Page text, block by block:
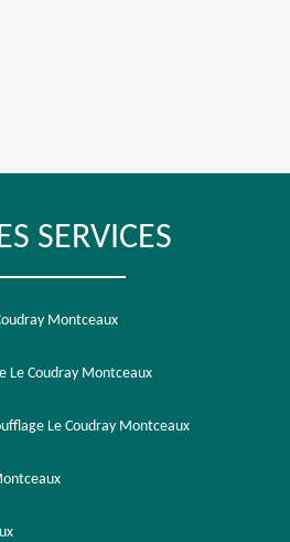
SERVICES
Montceaux
Le Coudray Montceaux
Le Coudray Montceaux